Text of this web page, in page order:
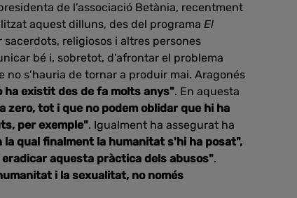
de l’associació Betània, recentment
aquest dilluns, des del programa El
sacerdots, religiosos i altres persones
bé i, sobretot, d’afrontar el problema
s’hauria de tornar a produir mai. Aragonés
ha existit des de fa molts anys". En aquesta
tot i que no podem oblidar que hi ha
per exemple". Igualment ha assegurat ha
qual finalment la humanitat s'hi ha posat",
aquesta pràctica dels abusos".
i la sexualitat, no només